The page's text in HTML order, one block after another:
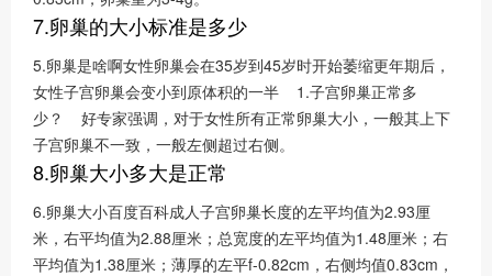
7.卵巢的大小标准是多少
5.卵巢是啥啊女性卵巢会在35岁到45岁时开始萎缩更年期后，
女性子宫卵巢会变小到原体积的一半 1.子宫卵巢正常多
少？ 好专家强调，对于女性所有正常卵巢大小，一般其上下
子宫卵巢不一致，一般左侧超过右侧。
8.卵巢大小多大是正常
6.卵巢大小百度百科成人子宫卵巢长度的左平均值为2.93厘
米，右平均值为2.88厘米；总宽度的左平均值为1.48厘米；右
平均值为1.38厘米；薄厚的左平f-0.82cm，右侧均值0.83cm，